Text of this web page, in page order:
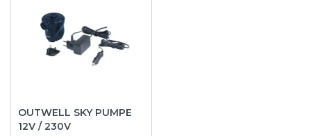
OUTWELL SKY PUMPE
12V / 230V